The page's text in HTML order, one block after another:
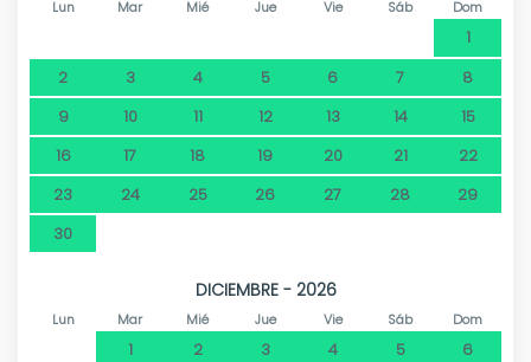
Lun Mar Mié Jue Vie Sáb Dom
1
2
3 4 5 6 7
8
9
10 11 12 13 14
15
16
17 18 19 20 21
22
23
24 25 26 27 28
29
30
DICIEMBRE - 2026
Lun Mar Mié Jue Vie Sáb Dom
1 2 3 4 5
6